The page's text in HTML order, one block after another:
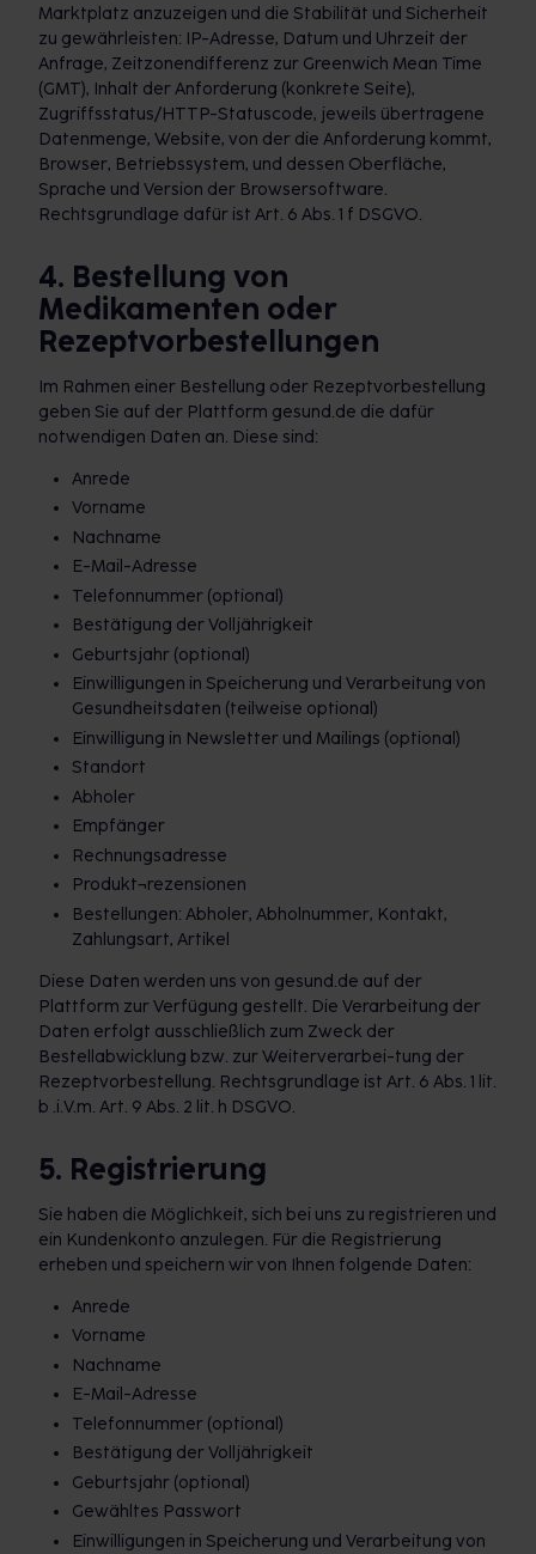
Marktplatz anzuzeigen und die Stabilität und Sicherheit
zu gewährleisten: IP-Adresse, Datum und Uhrzeit der
Anfrage, Zeitzonendifferenz zur Greenwich Mean Time
(GMT), Inhalt der Anforderung (konkrete Seite),
Zugriffsstatus/HTTP-Statuscode, jeweils übertragene
Datenmenge, Website, von der die Anforderung kommt,
Browser, Betriebssystem, und dessen Oberfläche,
Sprache und Version der Browsersoftware.
Rechtsgrundlage dafür ist Art. 6 Abs. 1 f DSGVO.
4. Bestellung von
Medikamenten oder
Rezeptvorbestellungen
Im Rahmen einer Bestellung oder Rezeptvorbestellung
geben Sie auf der Plattform gesund.de die dafür
notwendigen Daten an. Diese sind:
Anrede
Vorname
Nachname
E-Mail-Adresse
Telefonnummer (optional)
Bestätigung der Volljährigkeit
Geburtsjahr (optional)
Einwilligungen in Speicherung und Verarbeitung von
Gesundheitsdaten (teilweise optional)
Einwilligung in Newsletter und Mailings (optional)
Standort
Abholer
Empfänger
Rechnungsadresse
Produkt¬rezensionen
Bestellungen: Abholer, Abholnummer, Kontakt,
Zahlungsart, Artikel
Diese Daten werden uns von gesund.de auf der
Plattform zur Verfügung gestellt. Die Verarbeitung der
Daten erfolgt ausschließlich zum Zweck der
Bestellabwicklung bzw. zur Weiterverarbei-tung der
Rezeptvorbestellung. Rechtsgrundlage ist Art. 6 Abs. 1 lit.
b .i.V.m. Art. 9 Abs. 2 lit. h DSGVO.
5. Registrierung
Sie haben die Möglichkeit, sich bei uns zu registrieren und
ein Kundenkonto anzulegen. Für die Registrierung
erheben und speichern wir von Ihnen folgende Daten:
Anrede
Vorname
Nachname
E-Mail-Adresse
Telefonnummer (optional)
Bestätigung der Volljährigkeit
Geburtsjahr (optional)
Gewähltes Passwort
Einwilligungen in Speicherung und Verarbeitung von